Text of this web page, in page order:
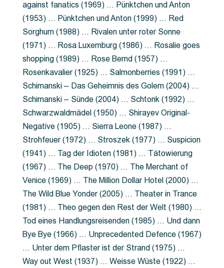
against fanatics (1969) … Pünktchen und Anton
(1953) … Pünktchen und Anton (1999) … Red
Sorghum (1988) … Rivalen unter roter Sonne
(1971) … Rosa Luxemburg (1986) … Rosalie goes
shopping (1989) … Rose Bernd (1957) …
Rosenkavalier (1925) … Salmonberries (1991) …
Schimanski – Das Geheimnis des Golem (2004) …
Schimanski – Sünde (2004) … Schtonk (1992) …
Schwarzwaldmädel (1950) … Shirayev Original-
Negative (1905) … Sierra Leone (1987) …
Strohfeuer (1972) … Stroszek (1977) … Suspicion
(1941) … Tag der Idioten (1981) … Tätowierung
(1967) … The Deep (1970) … The Merchant of
Venice (1969) … The Million Dollar Hotel (2000) …
The Wild Blue Yonder (2005) … Theater in Trance
(1981) … Theo gegen den Rest der Welt (1980) …
Tod eines Handlungsreisenden (1985) … Und dann
Bye Bye (1966) … Unprecedented Defence (1967)
… Unter dem Pflaster ist der Strand (1975) …
Way out West (1937) … Weisse Wüste (1922) …